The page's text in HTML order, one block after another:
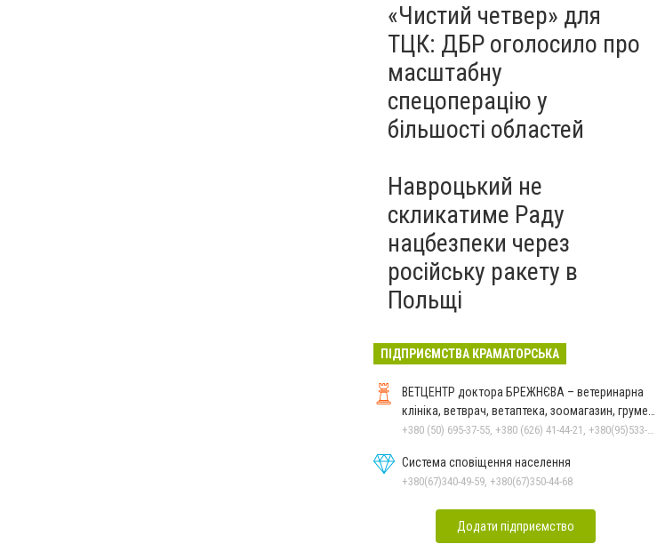
«Чистий четвер» для
ТЦК: ДБР оголосило про
масштабну
спецоперацію у
більшості областей
Навроцький не
скликатиме Раду
нацбезпеки через
російську ракету в
Польщі
ПІДПРИЄМСТВА КРАМАТОРСЬКА
ВЕТЦЕНТР доктора БРЕЖНЄВА – ветеринарна
клініка, ветврач, ветаптека, зоомагазин, грумер,
стрижки.
+380 (50) 695-37-55, +380 (626) 41-44-21, +380(95)533-90-03
Система сповіщення населення
+380(67)340-49-59, +380(67)350-44-68
Додати підприємство